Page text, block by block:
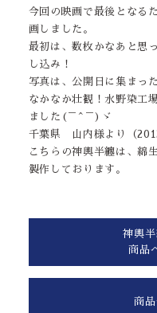
今回の映画で最後となる
画しました。
最初は、数枚かなあと思
し込み！
写真は、公開日に集まっ
なかなか壮観！水野染工
ました(￣^￣)ゞ
千葉県 山内様より（
こちらの神輿半纏は、綿
製作しております。
商
神輿
商品